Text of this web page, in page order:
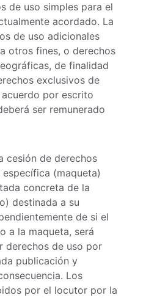
de uso simples para el
acordado. La
de uso adicionales
otros fines, o derechos
de finalidad
exclusivos de
por escrito
ser remunerado
cesión de derechos
(maqueta)
concreta de la
destinada a su
de si el
a la maqueta, será
derechos de uso por
publicación y
Los
por el locutor por la